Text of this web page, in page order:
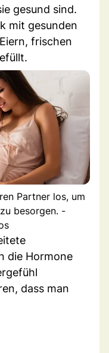
gesund sind.
mit gesunden
frischen
Partner los, um
besorgen. -
die Hormone
dass man